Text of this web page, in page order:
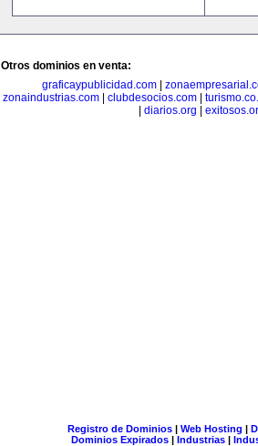
Otros dominios en venta:
graficaypublicidad.com
zonaindustrias.com| clubdesocios.com|
diarios.org
Registro de Dominios| Web Hosting |
Dominios Expirados | Industrias |